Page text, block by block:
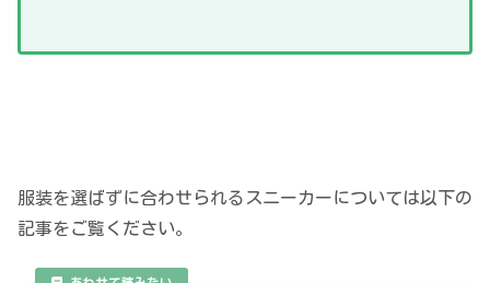
服装を選ばずに合わせられるスニーカーについては以下の
記事をご覧ください。